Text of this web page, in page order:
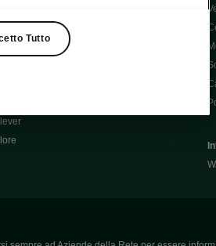
Tutto